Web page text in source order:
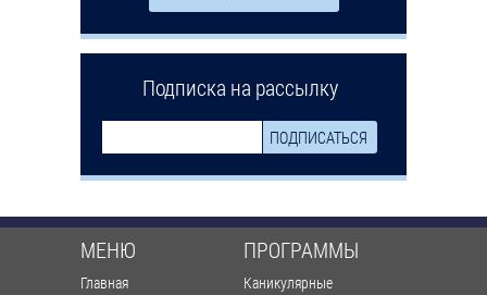
Подписка на рассылку
МЕНЮ
Главная
ПРОГРАММЫ
Каникулярные